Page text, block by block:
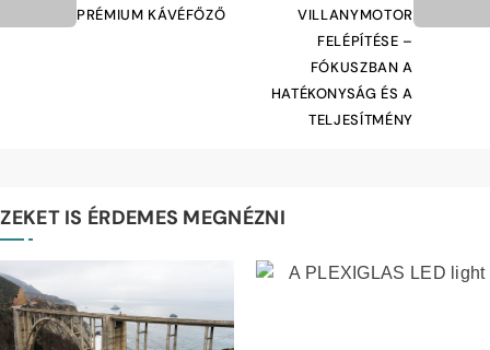
PRÉMIUM KÁVÉFŐZŐ
VILLANYMOTOR
FELÉPÍTÉSE –
FÓKUSZBAN A
HATÉKONYSÁG ÉS A
TELJESÍTMÉNY
IS ÉRDEMES MEGNÉZNI